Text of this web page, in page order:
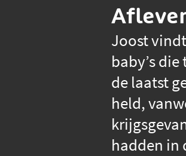
Joost
baby’s
de laatst
held,
hadden in